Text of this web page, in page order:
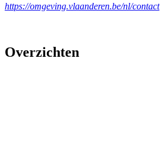
https://omgeving.vlaanderen.be/nl/contact
Overzichten